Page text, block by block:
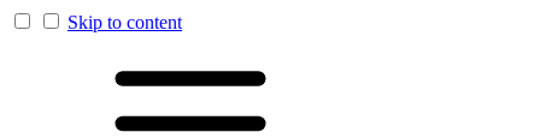
Skip to content